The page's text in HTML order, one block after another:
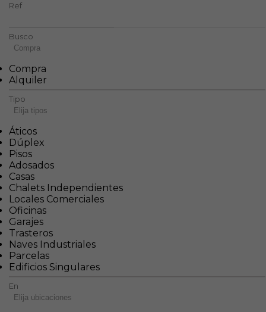
Ref
Busco
Compra
Compra
Alquiler
Tipo
Elija tipos
Áticos
Dúplex
Pisos
Adosados
Casas
Chalets Independientes
Locales Comerciales
Oficinas
Garajes
Trasteros
Naves Industriales
Parcelas
Edificios Singulares
En
Elija ubicaciones